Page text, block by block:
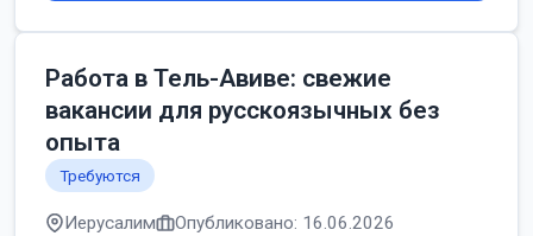
Работа в Тель-Авиве: свежие
вакансии для русскоязычных без
опыта
Требуются
Иерусалим Опубликовано: 16.06.2026